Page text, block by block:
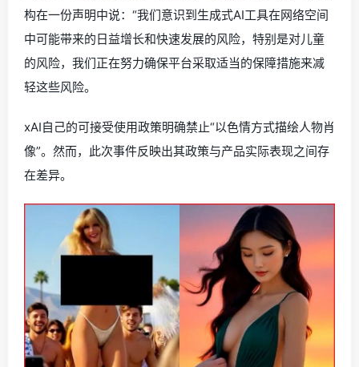
构在一份声明中说：“我们意识到生成式AI工具在网络空间
中可能带来的日益增长和快速发展的风险，特别是对儿童
的风险，我们正在努力确保平台采取适当的保障措施来减
轻这些风险。
xAI自己的可接受使用政策明确禁止“以色情方式描绘人物肖
像”。然而，此次事件反映出其政策与产品实际表现之间存
在差异。